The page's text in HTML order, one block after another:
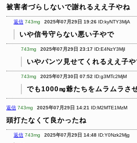
被害者づらしないで謝れるええ子やね
返信 743mg 2025年07月29日 19:26 ID:kyNTY3MjA
いや信号守らない悪い子やで
743mg 2025年07月29日 23:17 ID:E4NzY3MjI
いやパンツ見せてくれるええ子
743mg 2025年07月30日 07:52 ID:g3MTc2MjM
でも1000㎎爺たちをムラムラさ
返信 743mg 2025年07月29日 14:21 ID:M2MTE1MzM
頭打たなくて良かったね
返信 743mg 2025年07月29日 14:48 ID:Y0Nzk2Mjg